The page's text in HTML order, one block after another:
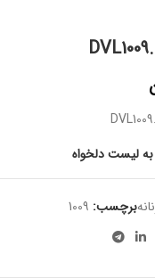
لیست دلخواه
برچسب: 1009